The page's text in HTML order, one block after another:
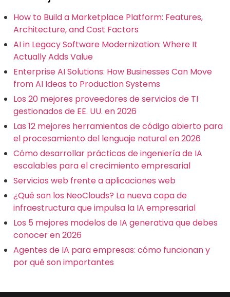
How to Build a Marketplace Platform: Features,
Architecture, and Cost Factors
AI in Legacy Software Modernization: Where It
Actually Adds Value
Enterprise AI Solutions: How Businesses Can Move
from AI Ideas to Production Systems
Los 20 mejores proveedores de servicios de TI
gestionados de EE. UU. en 2026
Las 12 mejores herramientas de código abierto para
el procesamiento del lenguaje natural en 2026
Cómo desarrollar prácticas de ingeniería de IA
escalables para el crecimiento empresarial
Servicios web frente a aplicaciones web
¿Qué son los NeoClouds? La nueva capa de
infraestructura que impulsa la IA empresarial
Los 5 mejores modelos de IA generativa que debes
conocer en 2026
Agentes de IA para empresas: cómo funcionan y
por qué son importantes